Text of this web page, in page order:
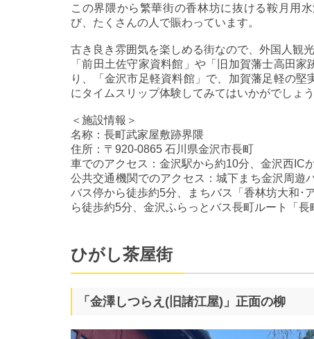
この界隈から繁華街の香林坊に抜ける鞍月用
び、たくさんの人で賑わっています。
古き良き雰囲気を楽しめる街なので、外国人観
「前田土佐守家資料館」や「旧加賀藩士高田
り、「金沢市足軽資料館」で、加賀藩足軽の
にタイムスリップ体験してみてはいかがでしょう
＜施設情報＞
名称：長町武家屋敷跡界隈
住所：〒920-0865 石川県金沢市長町
車でのアクセス：金沢駅から約10分、金沢西IC
公共交通機関でのアクセス：城下まち金沢周遊
バス停から徒歩約5分、まちバス「香林坊大和･
ら徒歩約5分、金沢ふらっとバス長町ルート「
ひがし茶屋街
「金澤しつらえ(旧諸江屋)」正面の柳